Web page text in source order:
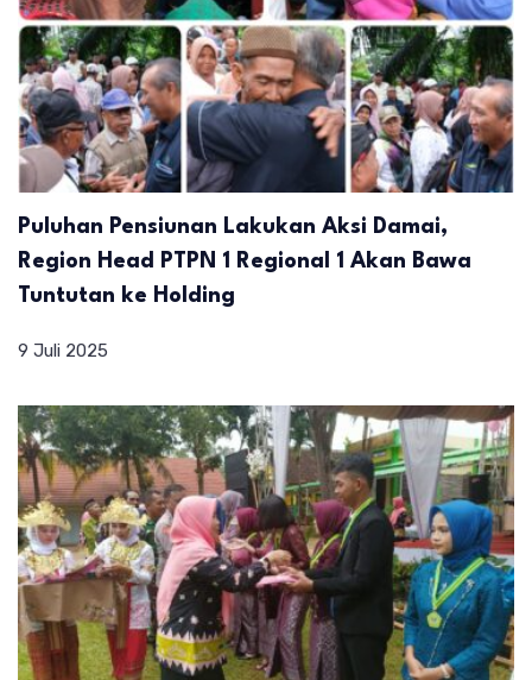
Puluhan Pensiunan Lakukan Aksi Damai,
Region Head PTPN 1 Regional 1 Akan Bawa
Tuntutan ke Holding
9 Juli 2025